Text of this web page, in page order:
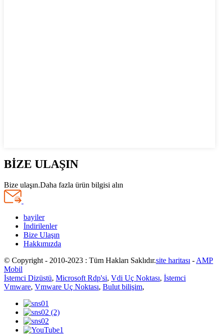
BİZE ULAŞIN
Bize ulaşın.Daha fazla ürün bilgisi alın
bayiler
İndirilenler
Bize Ulaşın
Hakkımızda
© Copyright - 2010-2023 : Tüm Hakları Saklıdır.site haritası - AMP
Mobil
İstemci Dizüstü, Microsoft Rdp'si, Vdi Uç Noktası, İstemci
Vmware, Vmware Uç Noktası, Bulut bilişim,